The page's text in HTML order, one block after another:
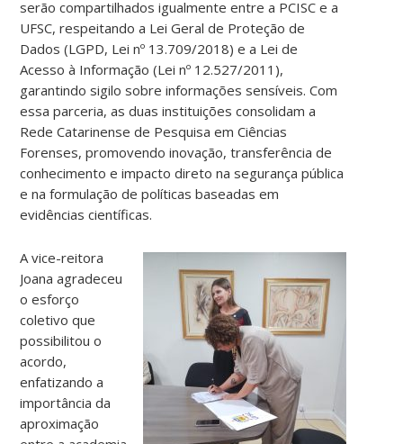
serão compartilhados igualmente entre a PCISC e a
UFSC, respeitando a Lei Geral de Proteção de
Dados (LGPD, Lei nº 13.709/2018) e a Lei de
Acesso à Informação (Lei nº 12.527/2011),
garantindo sigilo sobre informações sensíveis. Com
essa parceria, as duas instituições consolidam a
Rede Catarinense de Pesquisa em Ciências
Forenses, promovendo inovação, transferência de
conhecimento e impacto direto na segurança pública
e na formulação de políticas baseadas em
evidências científicas.
A vice-reitora
Joana agradeceu
o esforço
coletivo que
possibilitou o
acordo,
enfatizando a
importância da
aproximação